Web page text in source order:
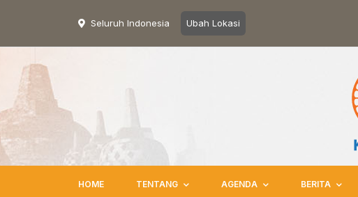
Seluruh Indonesia Ubah Lokasi
HOME TENTANG AGENDA BERITA